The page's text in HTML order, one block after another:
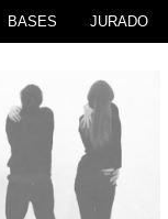
BASES JURADO